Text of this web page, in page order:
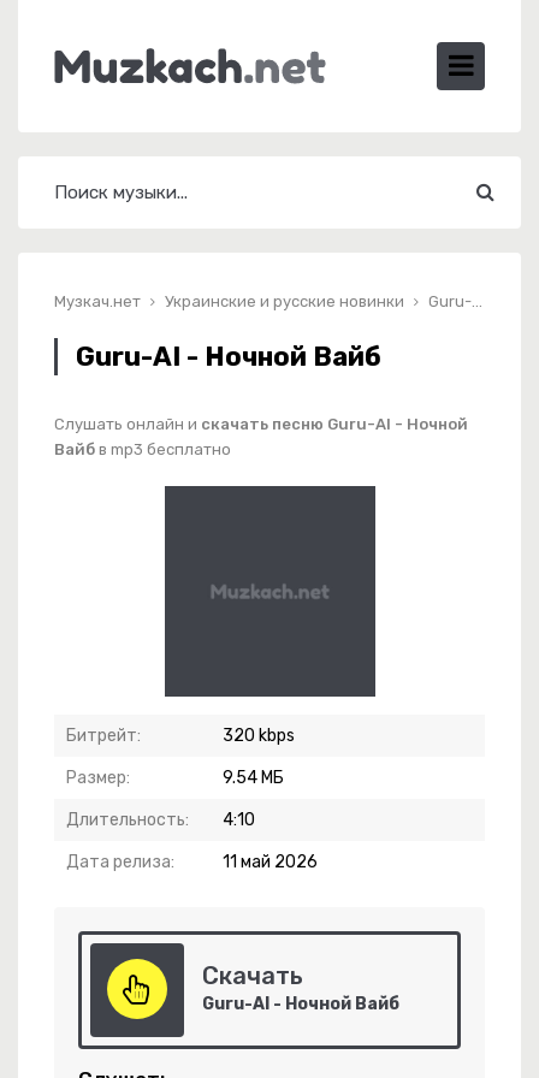
Музкач.нет Украинские и русские новинки Guru-AI - Ночной Вайб
Guru-AI - Ночной Вайб
Слушать онлайн и скачать песню Guru-AI - Ночной
Вайб в mp3 бесплатно
Битрейт: 320 kbps
Размер: 9.54 МБ
Длительность: 4:10
Дата релиза: 11 май 2026
Скачать
Guru-AI - Ночной Вайб